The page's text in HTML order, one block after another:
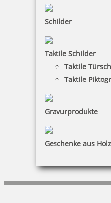
Schilder
Taktile Schilder
Taktile
Taktile
Gravurprodukte
Geschenke aus Holz
Vertrag widerrufen
Mein Konto
KONTAKT
büroPARTNERteam GmbH
Stefan Kisch
+49 (0)6124-723790